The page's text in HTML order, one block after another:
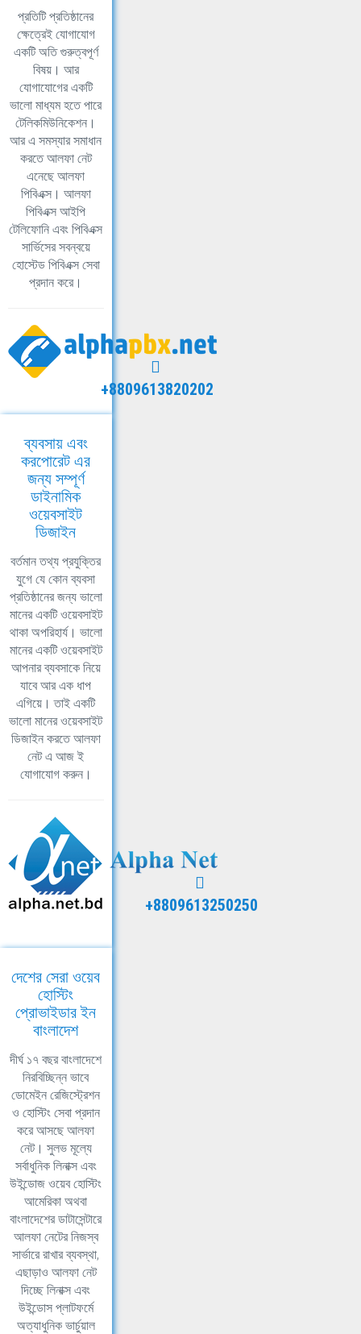
প্রতিটি প্রতিষ্ঠানের
ক্ষেত্রেই যোগাযোগ
একটি অতি গুরুত্বপূর্ণ
বিষয়। আর
যোগাযোগের একটি
ভালো মাধ্যম হতে পারে
টেলিকমিউনিকেশন।
আর এ সমস্যার সমাধান
করতে আলফা নেট
এনেছে আলফা
পিবিএক্স। আলফা
পিবিএক্স আইপি
টেলিফোনি এবং পিবিএক্স
সার্ভিসের সবন্বয়ে
হোস্টেড পিবিএক্স সেবা
প্রদান করে।
+8809613820202
ব্যবসায় এবং
করপোরেট এর
জন্য সম্পূর্ণ
ডাইনামিক
ওয়েবসাইট
ডিজাইন
বর্তমান তথ্য প্রযুক্তির
যুগে যে কোন ব্যবসা
প্রতিষ্ঠানের জন্য ভালো
মানের একটি ওয়েবসাইট
থাকা অপরিহার্য। ভালো
মানের একটি ওয়েবসাইট
আপনার ব্যবসাকে নিয়ে
যাবে আর এক ধাপ
এগিয়ে। তাই একটি
ভালো মানের ওয়েবসাইট
ডিজাইন করতে আলফা
নেট এ আজ ই
যোগাযোগ করুন।
+8809613250250
দেশের সেরা ওয়েব
হোস্টিং
প্রোভাইডার ইন
বাংলাদেশ
দীর্ঘ ১৭ বছর বাংলাদেশে
নিরবিচ্ছিন্ন ভাবে
ডোমেইন রেজিস্ট্রেশন
ও হোস্টিং সেবা প্রদান
করে আসছে আলফা
নেট। সুলভ মূল্যে
সর্বাধুনিক লিনাক্স এবং
উইন্ডোজ ওয়েব হোস্টিং
আমেরিকা অথবা
বাংলাদেশের ডাটাসেন্টারে
আলফা নেটের নিজস্ব
সার্ভারে রাখার ব্যবস্থা,
এছাড়াও আলফা নেট
দিচ্ছে লিনাক্স এবং
উইন্ডোস প্লাটফর্মে
অত্যাধুনিক ভার্চুয়াল